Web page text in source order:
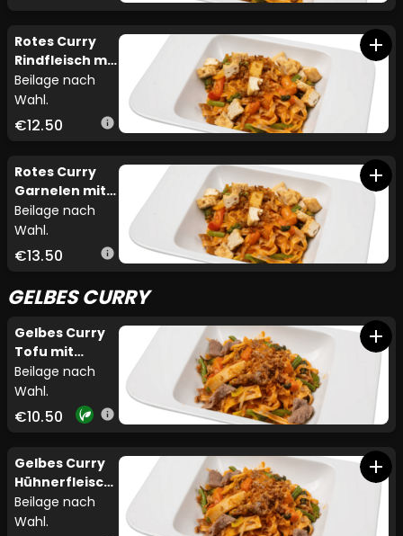
Rotes Curry
Rindfleisch mit
Gemüse
Beilage nach
Wahl.
€12.50 info
add
Rotes Curry
Garnelen mit
Gemüse
Beilage nach
Wahl.
€13.50 info
add
GELBES CURRY
Gelbes Curry
Tofu mit
Gemüse
Beilage nach
Wahl.
€10.50 info
add
Gelbes Curry
Hühnerfleisch
mit Gemüse
Beilage nach
Wahl.
add